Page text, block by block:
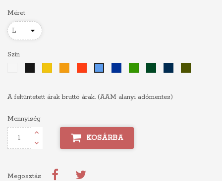
Méret
Szín
A feltüntetett árak bruttó árak. (AAM alanyi adómentes)
Mennyiség
KOSÁRBA
Megosztás